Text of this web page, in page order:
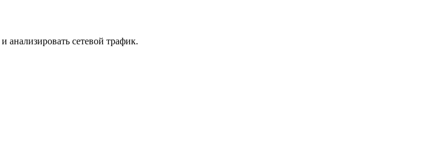
сетевой трафик.